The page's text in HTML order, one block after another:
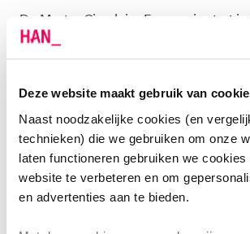
Deze website maakt gebruik van
Naast noodzakelijke cookies (en
technieken) die we gebruiken om onze
laten functioneren gebruiken we cookies
website te verbeteren en om
en advertenties aan te bieden.
De Master Circulaire Economie start
september.
Zo kun je je aanmelden
Kosten van de master